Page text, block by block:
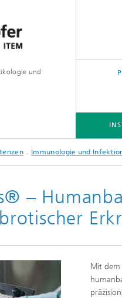
und
Immunologie und
–
Mit dem